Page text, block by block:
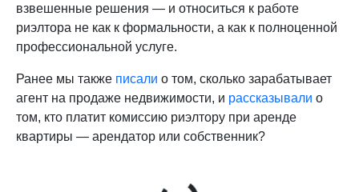
взвешенные решения — и относиться к работе
риэлтора не как к формальности, а как к полноценной
профессиональной услуге.
Ранее мы также писали о том, сколько зарабатывает
агент на продаже недвижимости, и рассказывали о
том, кто платит комиссию риэлтору при аренде
квартиры — арендатор или собственник?